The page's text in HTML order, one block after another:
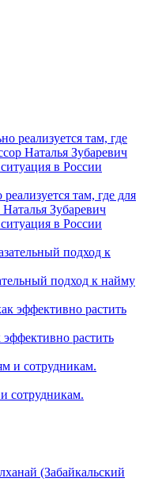
там, где для
Зубаревич
в России
подход к найму
растить
сотрудникам.
(Забайкальский